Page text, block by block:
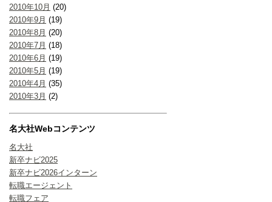
2010年10月 (20)
2010年9月 (19)
2010年8月 (20)
2010年7月 (18)
2010年6月 (19)
2010年5月 (19)
2010年4月 (35)
2010年3月 (2)
名大社Webコンテンツ
名大社
新卒ナビ2025
新卒ナビ2026インターン
転職エージェント
転職フェア